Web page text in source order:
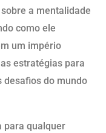
a mentalidade
como ele
um império
estratégias para
desafios do mundo
para qualquer